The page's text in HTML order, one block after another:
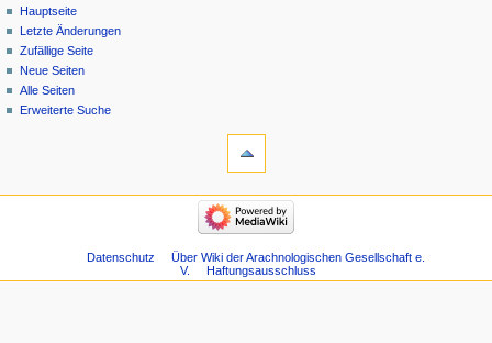
Hauptseite
Letzte Änderungen
Zufällige Seite
Neue Seiten
Alle Seiten
Erweiterte Suche
Datenschutz
Über Wiki der Arachnologischen Gesellschaft e.
V.
Haftungsausschluss